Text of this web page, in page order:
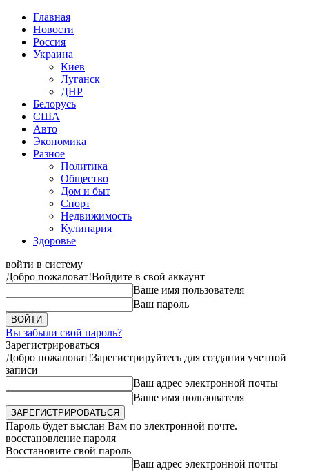
Главная
Новости
Россия
Украина
Киев
Луганск
ДНР
Белорусь
США
Авто
Экономика
Разное
Политика
Общество
Дом и быт
Спорт
Недвижимость
Кулинария
Здоровье
войти в систему
Добро пожаловат!Войдите в свой аккаунт
Ваше имя пользователя
Ваш пароль
Вы забыли свой пароль?
Зарегистрироваться
Добро пожаловат!Зарегистрируйтесь для создания учетной
записи
Ваш адрес электронной почты
Ваше имя пользователя
Пароль будет выслан Вам по электронной почте.
восстановление пароля
Восстановите свой пароль
Ваш адрес электронной почты